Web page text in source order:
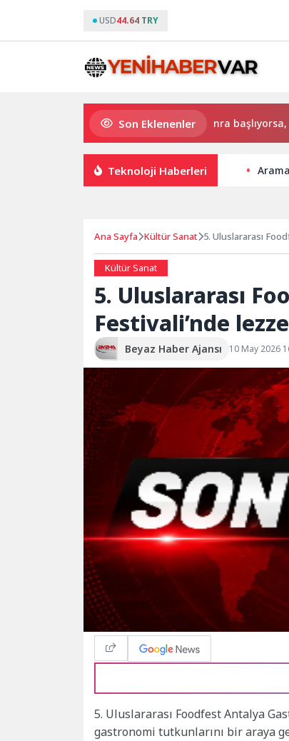
USD44.64 TRY
Son Eklenenler
Özellikle yağlı yemeklerden sonra başlıyorsa,
Teknoloji Haberleri
Ana Sayfa Kültür Sanat 5. Uluslararası
Kültür Sanat
5. Uluslararası
Festivali’nde
Beyaz Haber Ajansı 10 May 2026
5. Uluslararası Foodfest Antalya
gastronomi tutkunlarını bir araya